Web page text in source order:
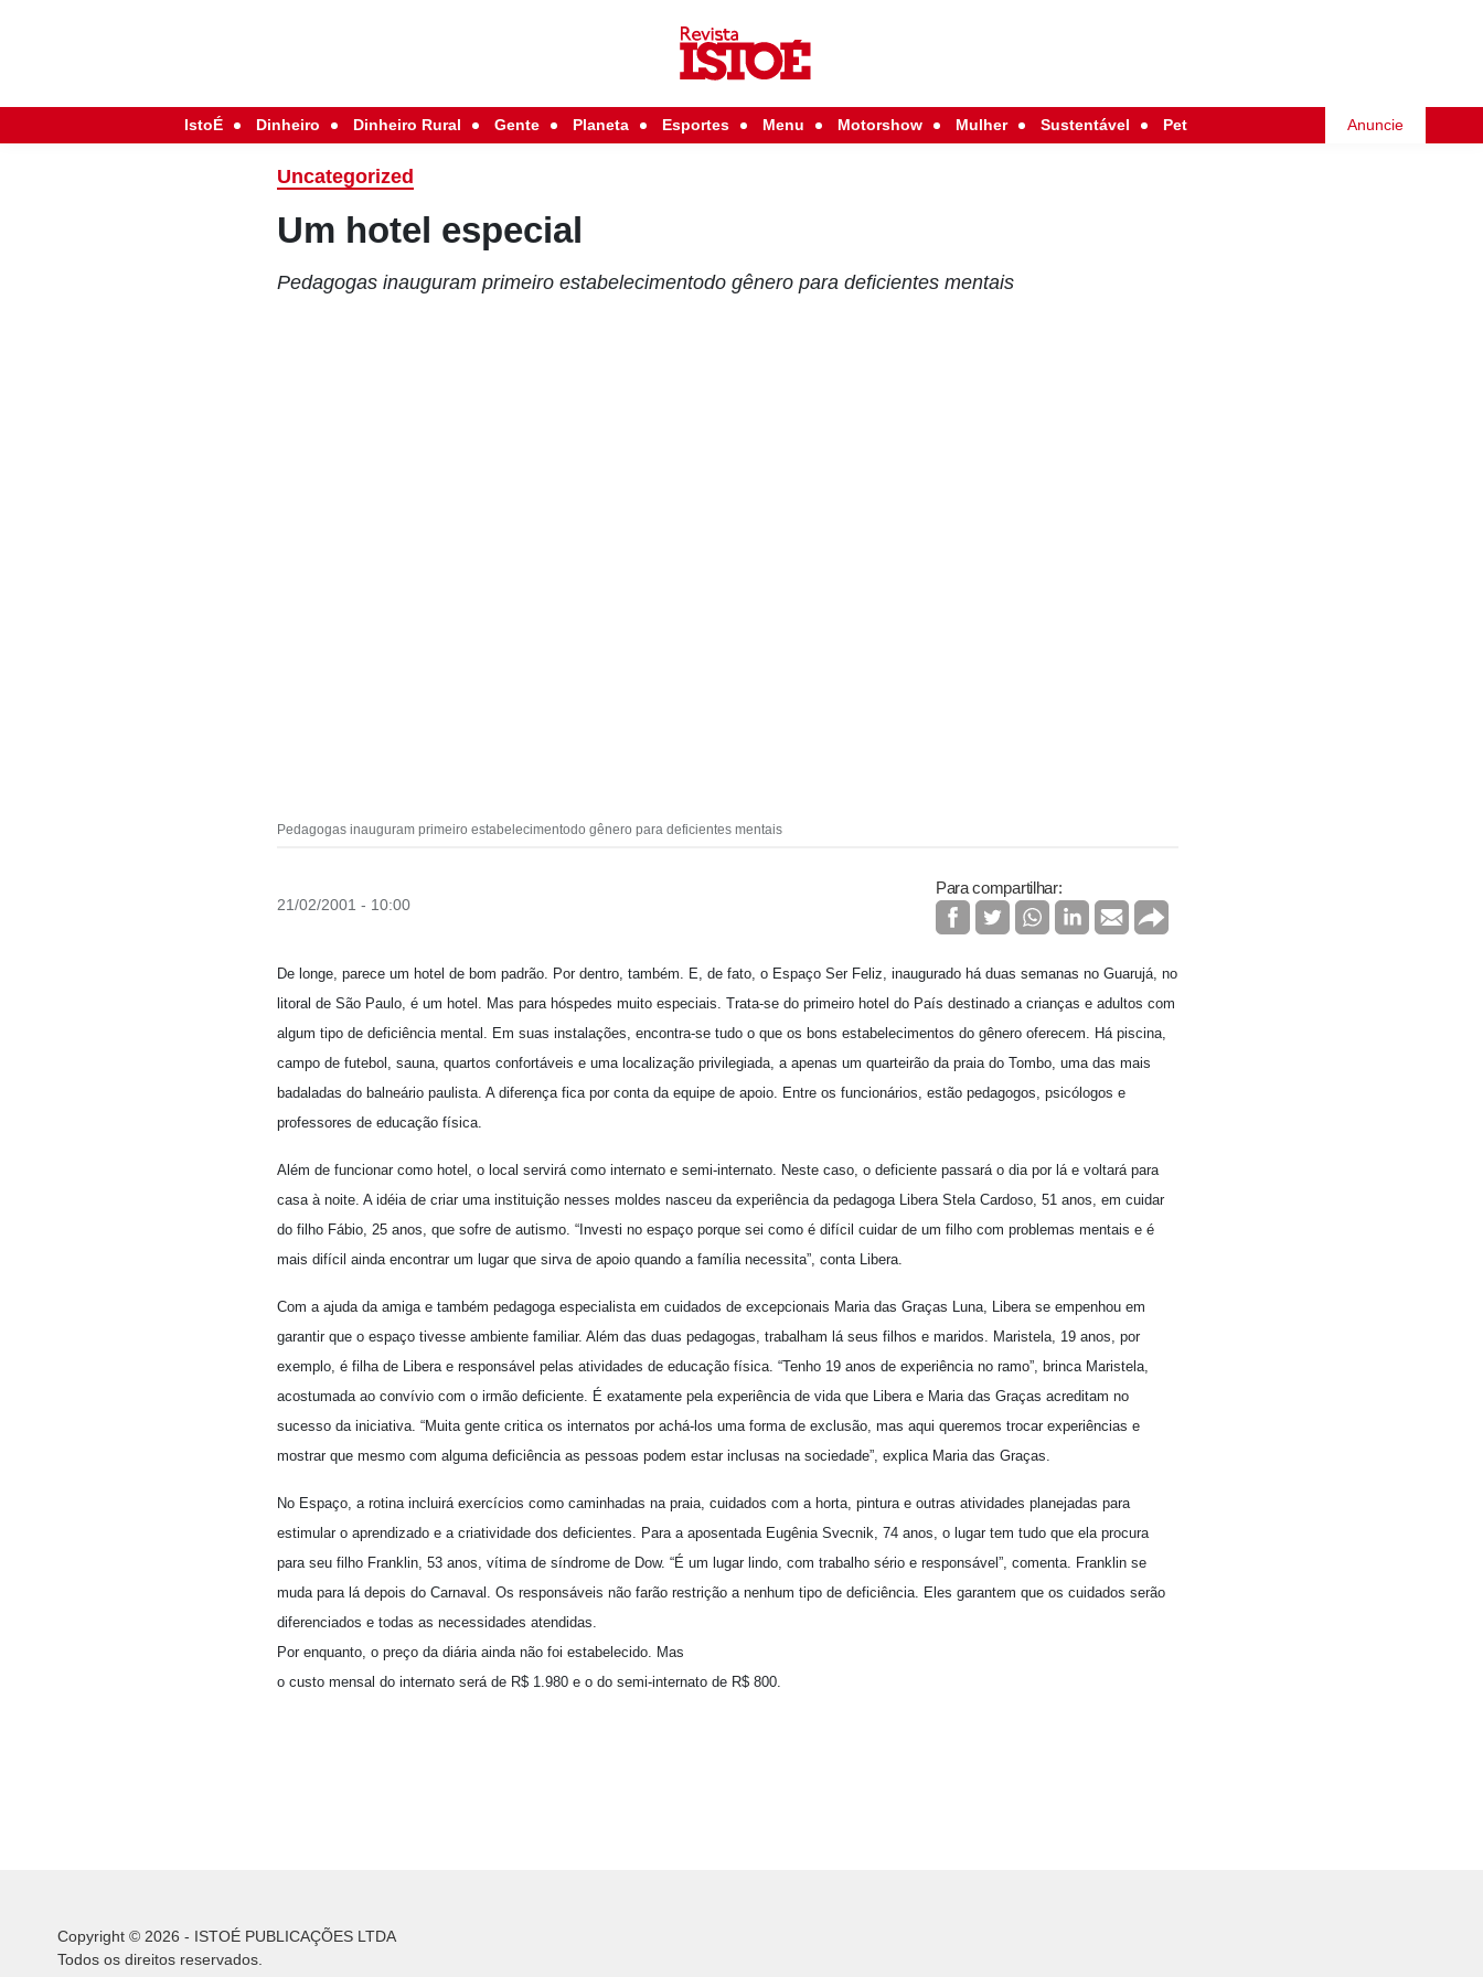
IstoÉ Dinheiro Dinheiro Rural Gente Planeta Esportes Menu Motorshow Mulher Sustentável Pet Anuncie
Uncategorized
Um hotel especial
Pedagogas inauguram primeiro estabelecimentodo gênero para deficientes mentais
Pedagogas inauguram primeiro estabelecimentodo gênero para deficientes mentais
21/02/2001 - 10:00
Para compartilhar:
De longe, parece um hotel de bom padrão. Por dentro, também. E, de fato, o Espaço Ser Feliz, inaugurado há duas semanas no Guarujá, no
litoral de São Paulo, é um hotel. Mas para hóspedes muito especiais. Trata-se do primeiro hotel do País destinado a crianças e adultos com
algum tipo de deficiência mental. Em suas instalações, encontra-se tudo o que os bons estabelecimentos do gênero oferecem. Há piscina,
campo de futebol, sauna, quartos confortáveis e uma localização privilegiada, a apenas um quarteirão da praia do Tombo, uma das mais
badaladas do balneário paulista. A diferença fica por conta da equipe de apoio. Entre os funcionários, estão pedagogos, psicólogos e
professores de educação física.
Além de funcionar como hotel, o local servirá como internato e semi-internato. Neste caso, o deficiente passará o dia por lá e voltará para
casa à noite. A idéia de criar uma instituição nesses moldes nasceu da experiência da pedagoga Libera Stela Cardoso, 51 anos, em cuidar
do filho Fábio, 25 anos, que sofre de autismo. “Investi no espaço porque sei como é difícil cuidar de um filho com problemas mentais e é
mais difícil ainda encontrar um lugar que sirva de apoio quando a família necessita”, conta Libera.
Com a ajuda da amiga e também pedagoga especialista em cuidados de excepcionais Maria das Graças Luna, Libera se empenhou em
garantir que o espaço tivesse ambiente familiar. Além das duas pedagogas, trabalham lá seus filhos e maridos. Maristela, 19 anos, por
exemplo, é filha de Libera e responsável pelas atividades de educação física. “Tenho 19 anos de experiência no ramo”, brinca Maristela,
acostumada ao convívio com o irmão deficiente. É exatamente pela experiência de vida que Libera e Maria das Graças acreditam no
sucesso da iniciativa. “Muita gente critica os internatos por achá-los uma forma de exclusão, mas aqui queremos trocar experiências e
mostrar que mesmo com alguma deficiência as pessoas podem estar inclusas na sociedade”, explica Maria das Graças.
No Espaço, a rotina incluirá exercícios como caminhadas na praia, cuidados com a horta, pintura e outras atividades planejadas para
estimular o aprendizado e a criatividade dos deficientes. Para a aposentada Eugênia Svecnik, 74 anos, o lugar tem tudo que ela procura
para seu filho Franklin, 53 anos, vítima de síndrome de Dow. “É um lugar lindo, com trabalho sério e responsável”, comenta. Franklin se
muda para lá depois do Carnaval. Os responsáveis não farão restrição a nenhum tipo de deficiência. Eles garantem que os cuidados serão
diferenciados e todas as necessidades atendidas.
Por enquanto, o preço da diária ainda não foi estabelecido. Mas
o custo mensal do internato será de R$ 1.980 e o do semi-internato de R$ 800.
Copyright © 2026 - ISTOÉ PUBLICAÇÕES LTDA
Todos os direitos reservados.